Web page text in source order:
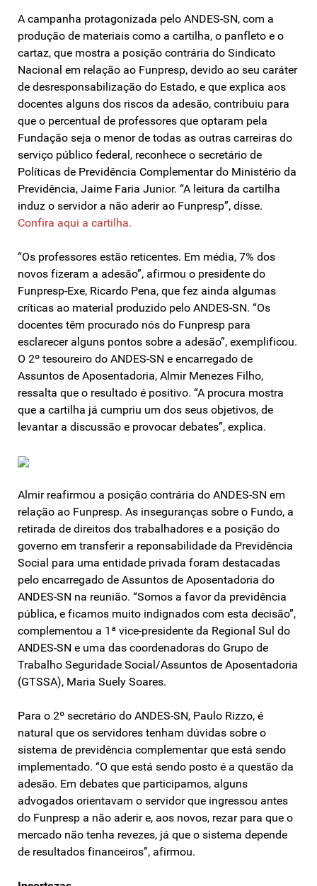
A campanha protagonizada pelo ANDES-SN, com a
produção de materiais como a cartilha, o panfleto e o
cartaz, que mostra a posição contrária do Sindicato
Nacional em relação ao Funpresp, devido ao seu caráter
de desresponsabilização do Estado, e que explica aos
docentes alguns dos riscos da adesão, contribuiu para
que o percentual de professores que optaram pela
Fundação seja o menor de todas as outras carreiras do
serviço público federal, reconhece o secretário de
Políticas de Previdência Complementar do Ministério da
Previdência, Jaime Faria Junior. “A leitura da cartilha
induz o servidor a não aderir ao Funpresp”, disse.
Confira aqui a cartilha.
“Os professores estão reticentes. Em média, 7% dos
novos fizeram a adesão”, afirmou o presidente do
Funpresp-Exe, Ricardo Pena, que fez ainda algumas
críticas ao material produzido pelo ANDES-SN. “Os
docentes têm procurado nós do Funpresp para
esclarecer alguns pontos sobre a adesão”, exemplificou.
O 2º tesoureiro do ANDES-SN e encarregado de
Assuntos de Aposentadoria, Almir Menezes Filho,
ressalta que o resultado é positivo. “A procura mostra
que a cartilha já cumpriu um dos seus objetivos, de
levantar a discussão e provocar debates”, explica.
Almir reafirmou a posição contrária do ANDES-SN em
relação ao Funpresp. As inseguranças sobre o Fundo, a
retirada de direitos dos trabalhadores e a posição do
governo em transferir a reponsabilidade da Previdência
Social para uma entidade privada foram destacadas
pelo encarregado de Assuntos de Aposentadoria do
ANDES-SN na reunião. “Somos a favor da previdência
pública, e ficamos muito indignados com esta decisão”,
complementou a 1ª vice-presidente da Regional Sul do
ANDES-SN e uma das coordenadoras do Grupo de
Trabalho Seguridade Social/Assuntos de Aposentadoria
(GTSSA), Maria Suely Soares.
Para o 2º secretário do ANDES-SN, Paulo Rizzo, é
natural que os servidores tenham dúvidas sobre o
sistema de previdência complementar que está sendo
implementado. “O que está sendo posto é a questão da
adesão. Em debates que participamos, alguns
advogados orientavam o servidor que ingressou antes
do Funpresp a não aderir e, aos novos, rezar para que o
mercado não tenha revezes, já que o sistema depende
de resultados financeiros”, afirmou.